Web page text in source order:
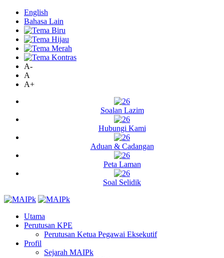
English
Bahasa Lain
A-
A
A+
Soalan Lazim
Hubungi Kami
Aduan & Cadangan
Peta Laman
Soal Selidik
Utama
Perutusan KPE
Perutusan Ketua Pegawai Eksekutif
Profil
Sejarah MAIPk